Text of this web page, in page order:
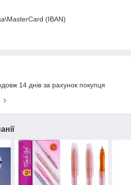
(IBAN)
14 днів за рахунок покупця